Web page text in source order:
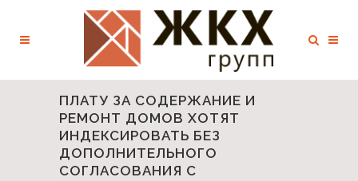
ПЛАТУ ЗА СОДЕРЖАНИЕ И
РЕМОНТ ДОМОВ ХОТЯТ
ИНДЕКСИРОВАТЬ БЕЗ
ДОПОЛНИТЕЛЬНОГО
СОГЛАСОВАНИЯ С